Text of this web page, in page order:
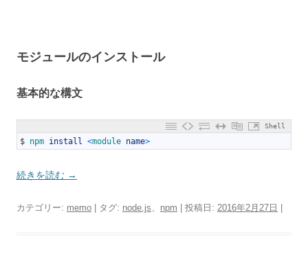
モジュールのインストール
基本的な構文
Shell
$ npm install <module name>
続きを読む →
カテゴリー: memo | タグ: node.js、 npm | 投稿日: 2016年2月27日